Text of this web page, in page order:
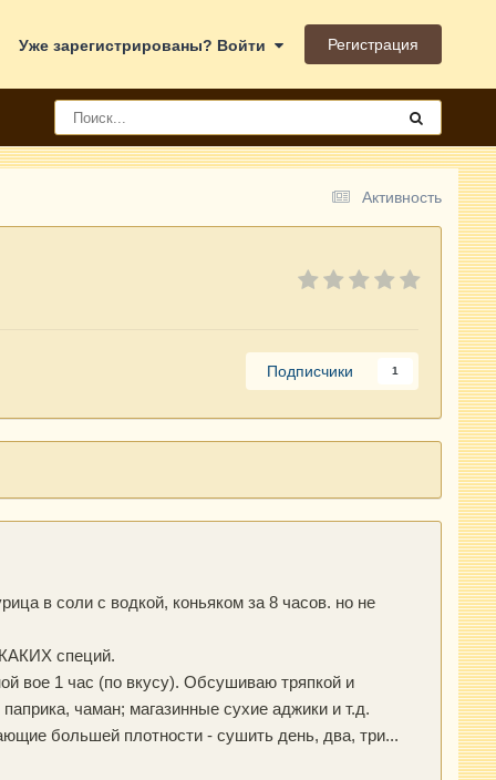
Уже зарегистрированы? Войти Регистрация
Активность
Подписчики 1
в соли с водкой, коньяком за 8 часов. но не
специй.
вое 1 час (по вкусу). Обсушиваю тряпкой и
чаман; магазинные сухие аджики и т.д.
большей плотности - сушить день, два, три...